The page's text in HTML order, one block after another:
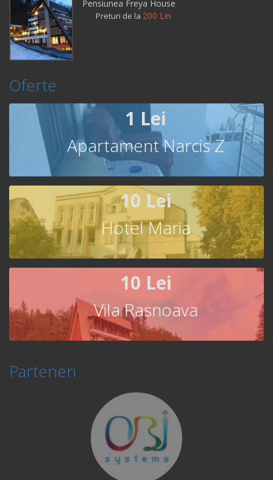
Pensiunea Freya House
Preturi de la 200 Lei
Oferte
1 Lei
Apartament Narcis Z
10 Lei
Hotel Maria
10 Lei
Vila Rasnoava
Parteneri